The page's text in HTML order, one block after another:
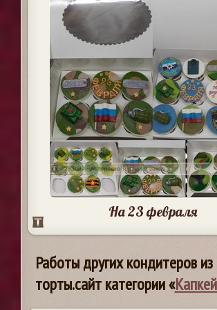
На 23 февраля
Работы других кондитеров из
торты.сайт категории «